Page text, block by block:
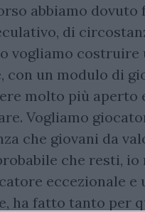
abbiamo dovuto
di
vogliamo costruire
con un modulo di
molto più aperto
Vogliamo
che giovani da
che resti, io
eccezionale e
ha fatto tanto per